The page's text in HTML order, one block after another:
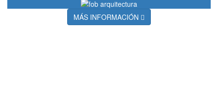
MÁS INFORMACIÓN